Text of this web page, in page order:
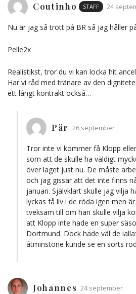
Coutinho STAFF 24
Nu är jag så trött på BR så jag håller
Pelle2x
Realistikst, tror du vi kan locka hit
Har vi råd med tränare av den
ett långt kontrakt också…
Pär 26 september
Tror inte vi kommer få Klopp
som att de skulle ha väldigt
över laget just nu. De måste
och jag gissar att det inte finns
januari. Självklart skulle jag vilja
lyckas få liv i de röda igen men
tveksam till om han skulle vilja
att Klopp inte hade en super
Dortmund. Dock hade väl de
åtminstone kunde se en sorts
Johannes 24 september